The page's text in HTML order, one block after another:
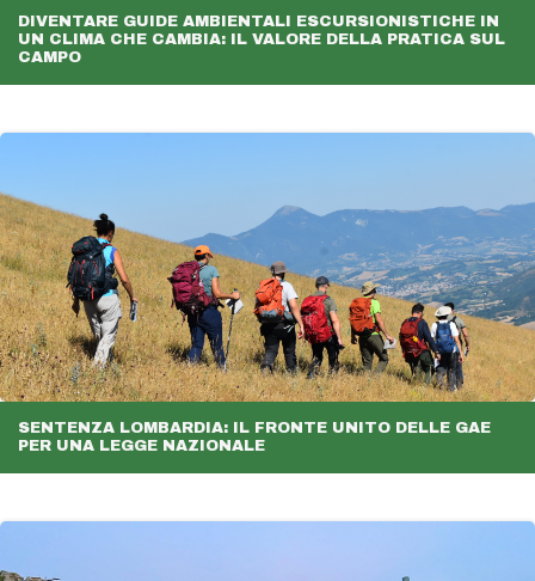
DIVENTARE GUIDE AMBIENTALI ESCURSIONISTICHE IN
UN CLIMA CHE CAMBIA: IL VALORE DELLA PRATICA SUL
CAMPO
SENTENZA LOMBARDIA: IL FRONTE UNITO DELLE GAE
PER UNA LEGGE NAZIONALE